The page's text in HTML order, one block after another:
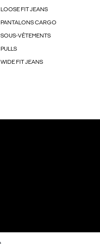
LOOSE FIT JEANS
PANTALONS CARGO
SOUS-VÊTEMENTS
PULLS
WIDE FIT JEANS